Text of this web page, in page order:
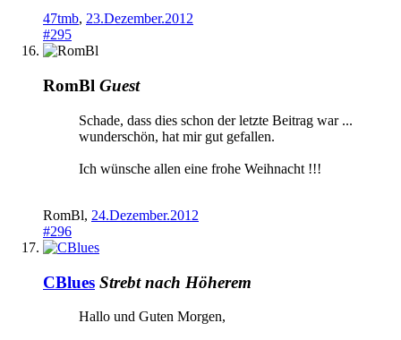
47tmb, 23.Dezember.2012
#295
RomBl Guest
Schade, dass dies schon der letzte Beitrag war ...
wunderschön, hat mir gut gefallen.
Ich wünsche allen eine frohe Weihnacht !!!
RomBl, 24.Dezember.2012
#296
CBlues Strebt nach Höherem
Hallo und Guten Morgen,